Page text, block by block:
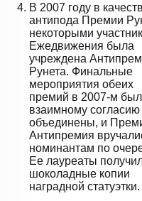
В 2007 году в
антипода Премии
некоторыми
Ежедвижения была
учреждена
Рунета. Финальные
мероприятия обеих
премий в 2007-м
взаимному согласию
объединены, и
Антипремия
номинантам по
Ее лауреаты
шоколадные копии
наградной статуэтки.